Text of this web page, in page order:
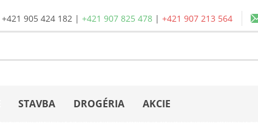
+421 905 424 182| +421 907 825 478| +421 907 213 564
STAVBA DROGÉRIA AKCIE